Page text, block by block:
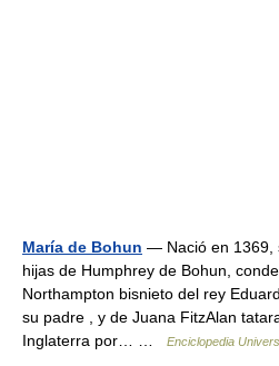
María de Bohun — Nació en 1369,
hijas de Humphrey de Bohun,
Northampton bisnieto del rey
su padre , y de Juana FitzAlan
Inglaterra por… …
Enciclopedia